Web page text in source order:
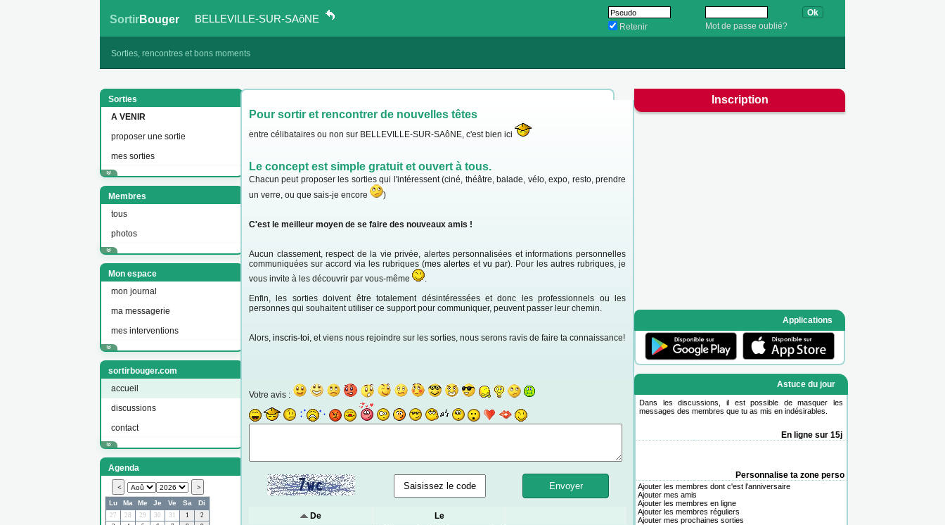
SortirBouger BELLEVILLE-SUR-SAôNE
Retenir Mot de passe oublié?
Sorties, rencontres et bons moments
Sorties
A VENIR
proposer une sortie
mes sorties
Membres
tous
photos
Mon espace
mon journal
ma messagerie
mes interventions
sortirbouger.com
accueil
discussions
contact
Agenda
Pour sortir et rencontrer de nouvelles têtes
entre célibataires ou non sur BELLEVILLE-SUR-SAôNE, c'est bien ici
Le concept est simple gratuit et ouvert à tous.
Chacun peut proposer les sorties qui l'intéressent (ciné, théâtre, balade, vélo, expo, resto, prendre
un verre, ou que sais-je encore
)
C'est le meilleur moyen de se faire des nouveaux amis !
Aucun classement, respect de la vie privée, alertes personnalisées et informations personnelles
communiquées sur accord via les rubriques (mes alertes et vu par). Pour les autres rubriques, je
vous invite à les découvrir par vous-même
.
Enfin, les sorties doivent être totalement désintéressées et donc les professionnels ou les
personnes qui souhaitent utiliser ce support pour communiquer, peuvent passer leur chemin.
Alors, inscris-toi, et viens nous rejoindre sur les sorties, nous serons ravis de faire ta connaissance!
Votre avis :
De
Le
Inscription
Applications
Astuce du jour
Dans les discussions, il est possible de masquer les
messages des membres que tu as mis en indésirables.
En ligne sur 15j
Personnalise ta zone perso
Ajouter les membres dont c'est l'anniversaire
Ajouter mes amis
Ajouter les membres en ligne
Ajouter les membres réguliers
Ajouter mes prochaines sorties